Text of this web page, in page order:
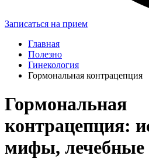
Записаться на прием
Главная
Полезно
Гинекология
Гормональная контрацепция
Гормональная
контрацепция:
мифы, лечебные